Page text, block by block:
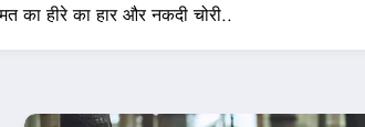
हीरे का हार और नकदी चोरी..